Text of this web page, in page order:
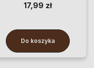
19,99 zł
Do koszyka